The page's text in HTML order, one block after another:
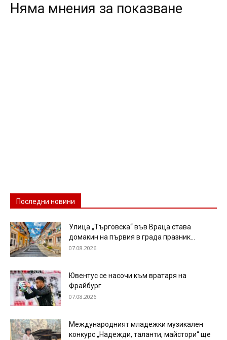
Няма мнения за показване
Последни новини
Улица „Търговска“ във Враца става
домакин на първия в града празник...
07.08.2026
Ювентус се насочи към вратаря на
Фрайбург
07.08.2026
Международният младежки музикален
конкурс „Надежди, таланти, майстори“ ще